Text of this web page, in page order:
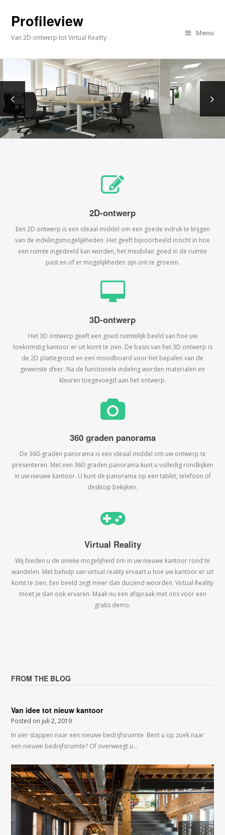
Profileview
Van 2D-ontwerp tot Virtual Reality
Menu
2D-ontwerp
Een 2D ontwerp is een ideaal middel om een goede indruk te krijgen
van de indelingsmogelijkheden. Het geeft bijvoorbeeld inzicht in hoe
een ruimte ingedeeld kan worden, het meubilair goed in de ruimte
past en of er mogelijkheden zijn om te groeien.
3D-ontwerp
Het 3D ontwerp geeft een goed ruimtelijk beeld van hoe uw
toekomstig kantoor er uit komt te zien. De basis van het 3D ontwerp is
de 2D plattegrond en een moodboard voor het bepalen van de
gewenste sfeer. Na de functionele indeling worden materialen en
kleuren toegevoegd aan het ontwerp.
360 graden panorama
De 360-graden panorama is een ideaal middel om uw ontwerp te
presenteren. Met een 360-graden panorama kunt u volledig rondkijken
in uw nieuwe kantoor. U kunt de panorama op een tablet, telefoon of
desktop bekijken.
Virtual Reality
Wij bieden u de unieke mogelijheid om in uw nieuwe kantoor rond te
wandelen. Met behulp van virtual reality ervaart u hoe uw kantoor er uit
komt te zien. Een beeld zegt meer dan duizend woorden. Virtual Reality
moet je dan ook ervaren. Maak nu een afspraak met ons voor een
gratis demo.
FROM THE BLOG
Van idee tot nieuw kantoor
Posted on juli 2, 2019
In vier stappen naar een nieuwe bedrijfsruimte Bent u op zoek naar
een nieuwe bedrijfsruimte? Of overweegt u…